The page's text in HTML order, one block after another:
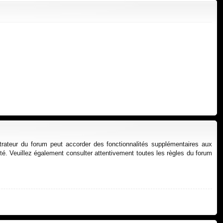
du forum peut accorder des fonctionnalités supplémentaires aux
Veuillez également consulter attentivement toutes les règles du forum